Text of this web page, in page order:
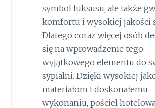
symbol luksusu, ale także
komfortu i wysokiej jakości
Dlatego coraz więcej osób
się na wprowadzenie tego
wyjątkowego elementu do
sypialni. Dzięki wysokiej
materiałom i doskonałemu
wykonaniu, pościel